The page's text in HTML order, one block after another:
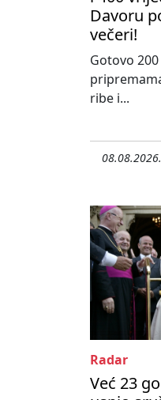
Davoru
večeri!
Gotovo
ribe i...
Radar
Već 23